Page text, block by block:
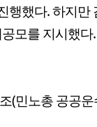
행했다. 하지
모를 지시했다.
(민노총 공공